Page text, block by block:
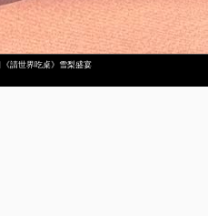
請世界吃桌》雪梨盛宴